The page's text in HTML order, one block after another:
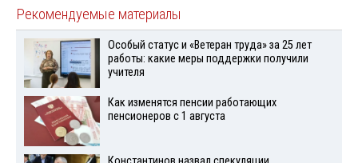
Рекомендуемые материалы
Особый статус и «Ветеран труда» за 25 лет
работы: какие меры поддержки получили
учителя
Как изменятся пенсии работающих
пенсионеров с 1 августа